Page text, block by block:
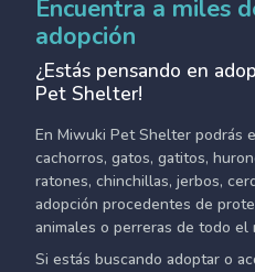
Encuentra a miles
adopción
¿Estás pensando en
Pet Shelter!
En Miwuki Pet Shelter podrás
cachorros, gatos, gatitos,
ratones, chinchillas, jerbos,
adopción procedentes de
animales o perreras de todo el
Si estás buscando adoptar o